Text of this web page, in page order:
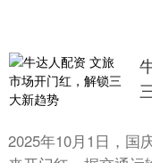
2025年10月1日，国